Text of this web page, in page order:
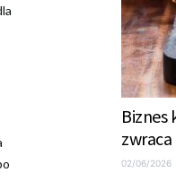
Biznes
zwraca
02/06/2026